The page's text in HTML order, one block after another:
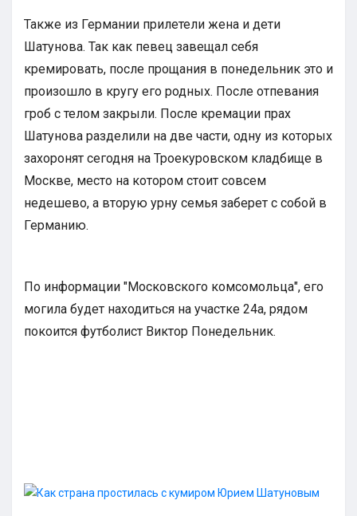
Также из Германии прилетели жена и дети
Шатунова. Так как певец завещал себя
кремировать, после прощания в понедельник это и
произошло в кругу его родных. После отпевания
гроб с телом закрыли. После кремации прах
Шатунова разделили на две части, одну из которых
захоронят сегодня на Троекуровском кладбище в
Москве, место на котором стоит совсем
недешево, а вторую урну семья заберет с собой в
Германию.
По информации "Московского комсомольца", его
могила будет находиться на участке 24а, рядом
покоится футболист Виктор Понедельник.